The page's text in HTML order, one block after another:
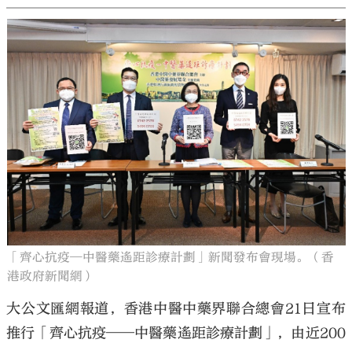
大公文匯
「齊心抗疫—中醫藥遙距診療計劃」新聞發布會現場。（香
港政府新聞網）
大公文匯網報道，香港中醫中藥界聯合總會21日宣布
推行「齊心抗疫——中醫藥遙距診療計劃」，由近200